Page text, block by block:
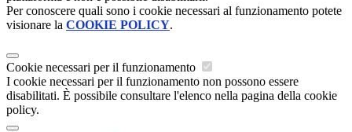
Per conoscere quali sono i cookie necessari al funzionamento potete
visionare la COOKIE POLICY.
Cookie necessari per il funzionamento
I cookie necessari per il funzionamento non possono essere
disabilitati. È possibile consultare l'elenco nella pagina della cookie
policy.